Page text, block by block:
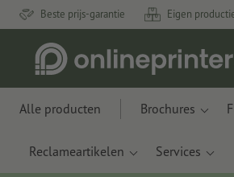
Beste prijs-garantie Eigen
Alle producten Brochures
Reclameartikelen Services